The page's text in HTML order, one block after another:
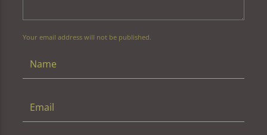
Your email address will not be published.